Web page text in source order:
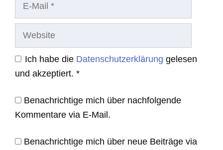
Ich habe die Datenschutzerklärung gelesen
und akzeptiert. *
Benachrichtige mich über nachfolgende
Kommentare via E-Mail.
Benachrichtige mich über neue Beiträge via